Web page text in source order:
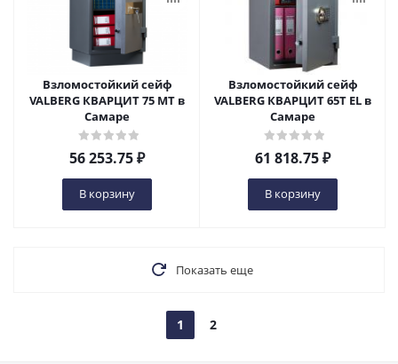
Взломостойкий сейф
VALBERG КВАРЦИТ 75 МТ в
Самаре
56 253.75₽
В корзину
Взломостойкий сейф
VALBERG КВАРЦИТ 65Т EL в
Самаре
61 818.75₽
В корзину
Показать еще
1 2